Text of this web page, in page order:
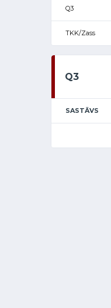
Q3
TKK/Zass
Q3
SASTĀVS